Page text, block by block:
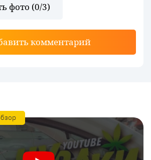
фото (0/3)
комментарий